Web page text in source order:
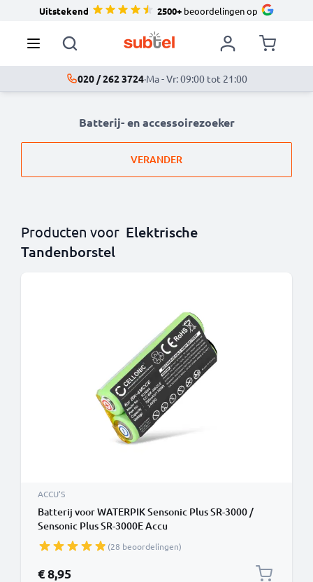
Uitstekend 2500+beoordelingen op
020 / 262 3724·Ma - Vr: 09:00 tot 21:00
Batterij- en accessoirezoeker
VERANDER
Producten voor Elektrische
Tandenborstel
ACCU'S
Batterij voor WATERPIK Sensonic Plus SR-3000 /
Sensonic Plus SR-3000E Accu
(28 beoordelingen)
€ 8,95